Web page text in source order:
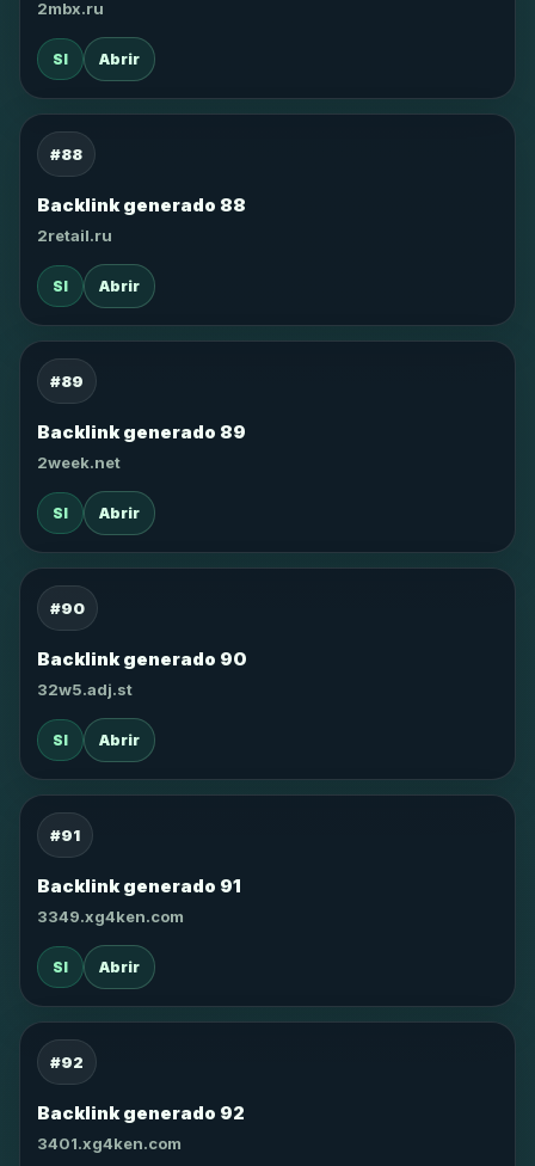
2mbx.ru
SI Abrir
#88
Backlink generado 88
2retail.ru
SI Abrir
#89
Backlink generado 89
2week.net
SI Abrir
#90
Backlink generado 90
32w5.adj.st
SI Abrir
#91
Backlink generado 91
3349.xg4ken.com
SI Abrir
#92
Backlink generado 92
3401.xg4ken.com